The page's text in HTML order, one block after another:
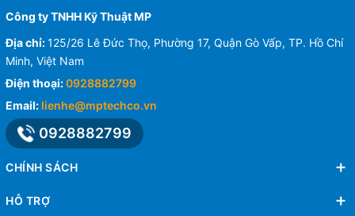
Công ty TNHH Kỹ Thuật MP
Địa chỉ:125/26 Lê Đức Thọ, Phường 17, Quận Gò Vấp, TP. Hồ Chí
Minh, Việt Nam
Điện thoại:0928882799
Email: lienhe@mptechco.vn
0928882799
CHÍNH SÁCH
HỖ TRỢ